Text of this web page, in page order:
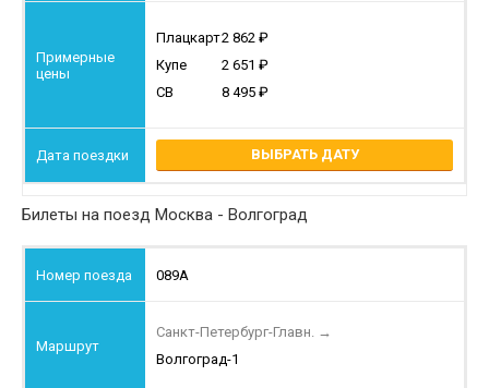
Плацкарт2 862
Купе
2 651
СВ
8 495
ВЫБРАТЬ ДАТУ
Билеты на поезд Москва - Волгоград
089А
Санкт-Петербург-Главн. →
Волгоград-1